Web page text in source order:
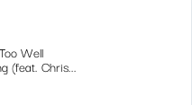
Well
(feat. Chris...